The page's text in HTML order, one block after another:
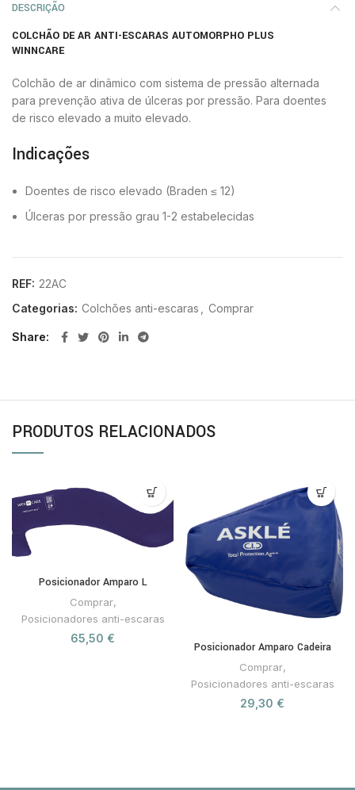
DESCRIÇÃO
COLCHÃO DE AR ANTI-ESCARAS AUTOMORPHO PLUS
WINNCARE
Colchão de ar dinâmico com sistema de pressão alternada
para prevenção ativa de úlceras por pressão. Para doentes
de risco elevado a muito elevado.
Indicações
Doentes de risco elevado (Braden ≤ 12)
Úlceras por pressão grau 1-2 estabelecidas
REF: 22AC
Categorias: Colchões anti-escaras Comprar
Share
PRODUTOS RELACIONADOS
Posicionador Amparo L
Comprar,
Posicionadores anti-escaras
65,50 €
Posicionador Amparo Cadeira
Comprar,
Posicionadores anti-escaras
29,30 €